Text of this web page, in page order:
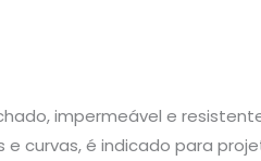
impermeável e
curvas, é indicado para